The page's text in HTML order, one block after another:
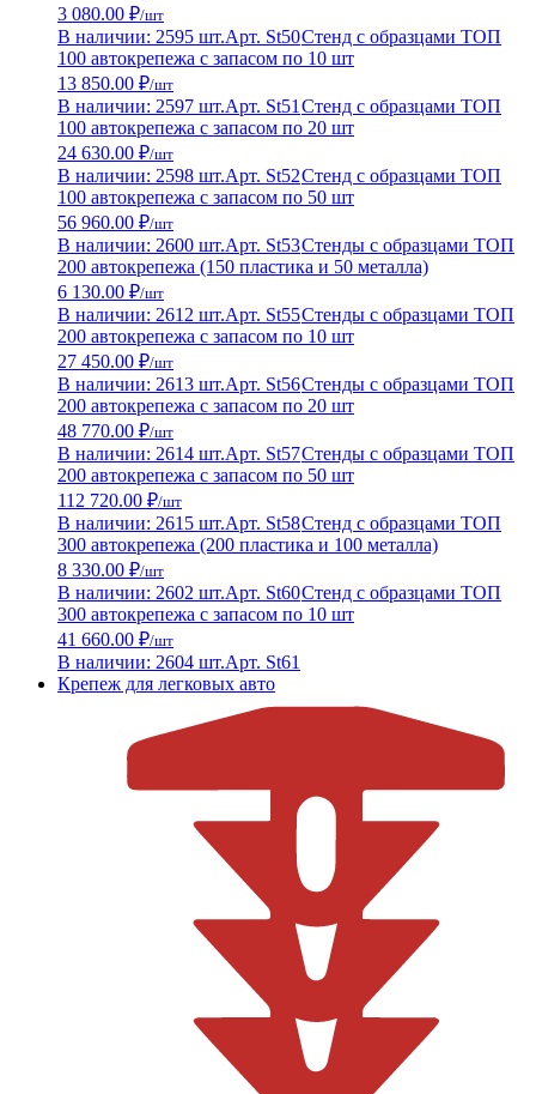
3 080.00 ₽/шт
В наличии: 2595 шт.Арт. St50Стенд с образцами ТОП
100 автокрепежа с запасом по 10 шт
13 850.00 ₽/шт
В наличии: 2597 шт.Арт. St51 Стенд с образцами ТОП
100 автокрепежа с запасом по 20 шт
24 630.00 ₽/шт
В наличии: 2598 шт.Арт. St52Стенд с образцами ТОП
100 автокрепежа с запасом по 50 шт
56 960.00 ₽/шт
В наличии: 2600 шт.Арт. St53Стенды с образцами ТОП
200 автокрепежа (150 пластика и 50 металла)
6 130.00 ₽/шт
В наличии: 2612 шт.Арт. St55Стенды с образцами ТОП
200 автокрепежа с запасом по 10 шт
27 450.00 ₽/шт
В наличии: 2613 шт.Арт. St56Стенды с образцами ТОП
200 автокрепежа с запасом по 20 шт
48 770.00 ₽/шт
В наличии: 2614 шт.Арт. St57Стенды с образцами ТОП
200 автокрепежа с запасом по 50 шт
112 720.00 ₽/шт
В наличии: 2615 шт.Арт. St58Стенд с образцами ТОП
300 автокрепежа (200 пластика и 100 металла)
8 330.00 ₽/шт
В наличии: 2602 шт.Арт. St60Стенд с образцами ТОП
300 автокрепежа с запасом по 10 шт
41 660.00 ₽/шт
В наличии: 2604 шт.Арт. St61
Крепеж для легковых авто